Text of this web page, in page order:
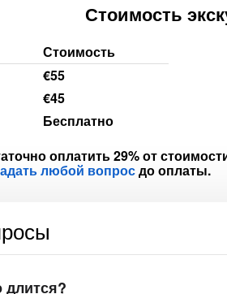
Стоимость
Стоимость
€55
€45
Бесплатно
оплатить 29% от
любой вопросдо оплаты.
длится?